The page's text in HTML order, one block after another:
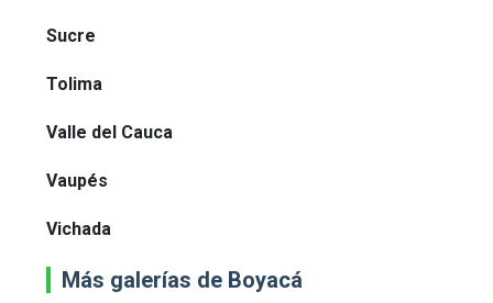
Sucre
Tolima
Valle del Cauca
Vaupés
Vichada
Más galerías de Boyacá